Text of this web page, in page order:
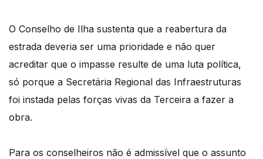
O Conselho de Ilha sustenta que a reabertura da
estrada deveria ser uma prioridade e não quer
acreditar que o impasse resulte de uma luta política,
só porque a Secretária Regional das Infraestruturas
foi instada pelas forças vivas da Terceira a fazer a
obra.
Para os conselheiros não é admissível que o assunto